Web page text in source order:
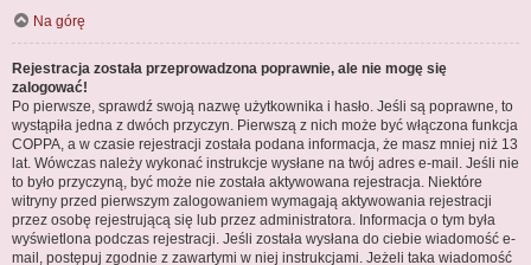
Na górę
Rejestracja została przeprowadzona poprawnie, ale nie mogę się
zalogować!
Po pierwsze, sprawdź swoją nazwę użytkownika i hasło. Jeśli są poprawne, to
wystąpiła jedna z dwóch przyczyn. Pierwszą z nich może być włączona funkcja
COPPA, a w czasie rejestracji została podana informacja, że masz mniej niż 13
lat. Wówczas należy wykonać instrukcje wysłane na twój adres e-mail. Jeśli nie
to było przyczyną, być może nie została aktywowana rejestracja. Niektóre
witryny przed pierwszym zalogowaniem wymagają aktywowania rejestracji
przez osobę rejestrującą się lub przez administratora. Informacja o tym była
wyświetlona podczas rejestracji. Jeśli została wysłana do ciebie wiadomość e-
mail, postępuj zgodnie z zawartymi w niej instrukcjami. Jeżeli taka wiadomość